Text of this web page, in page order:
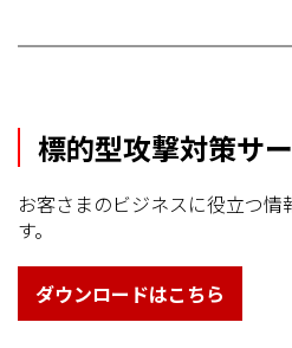
標的型攻撃対策サ
お客さまのビジネスに役立つ情
す。
ダウンロードはこちら